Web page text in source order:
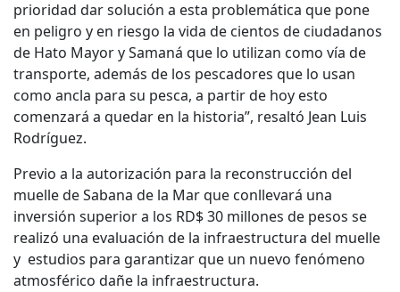
prioridad dar solución a esta problemática que pone
en peligro y en riesgo la vida de cientos de ciudadanos
de Hato Mayor y Samaná que lo utilizan como vía de
transporte, además de los pescadores que lo usan
como ancla para su pesca, a partir de hoy esto
comenzará a quedar en la historia”, resaltó Jean Luis
Rodríguez.
Previo a la autorización para la reconstrucción del
muelle de Sabana de la Mar que conllevará una
inversión superior a los RD$ 30 millones de pesos se
realizó una evaluación de la infraestructura del muelle
y estudios para garantizar que un nuevo fenómeno
atmosférico dañe la infraestructura.